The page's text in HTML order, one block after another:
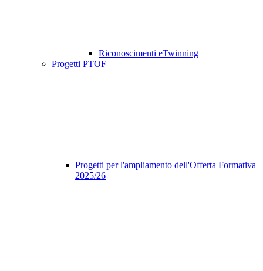
Riconoscimenti eTwinning
Progetti PTOF
Progetti per l'ampliamento dell'Offerta Formativa
2025/26